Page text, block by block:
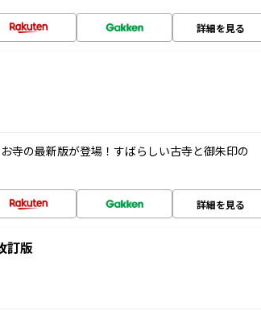
詳細を見る
寺の最新版が登場！すばらしい古寺と御朱印の
詳細を見る
訂版